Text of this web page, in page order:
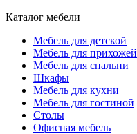
Каталог мебели
Мебель для детской
Мебель для прихожей
Мебель для спальни
Шкафы
Мебель для кухни
Мебель для гостиной
Столы
Офисная мебель